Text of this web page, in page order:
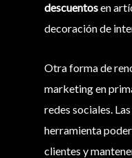
descuentosen
decoración de
Otra forma de
marketing en
redes sociales.
herramienta
clientes y